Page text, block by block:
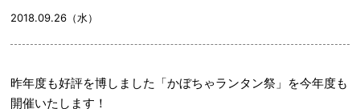
2018.09.26（水）
昨年度も好評を博しました「かぼちゃランタン祭」を今年度も
開催いたします！